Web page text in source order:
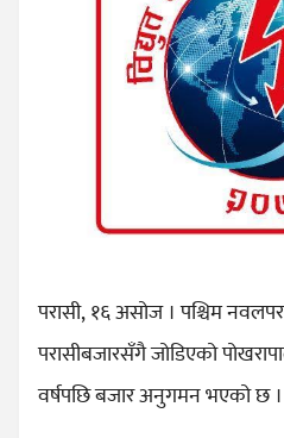
परासी, १६ असोज । पश्चिम
परासीबजारसँगै जोडिएको
वर्षपछि बजार अनुगमन भएको छ ।